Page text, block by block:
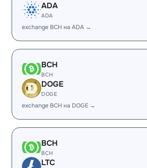
ADA
ADA
exchange BCH на ADA →
BCH
BCH
DOGE
DOGE
exchange BCH на DOGE →
BCH
BCH
LTC